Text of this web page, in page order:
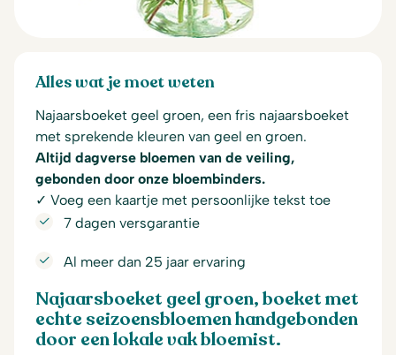
Alles wat je moet weten
Najaarsboeket geel groen, een fris najaarsboeket
met sprekende kleuren van geel en groen.
Altijd dagverse bloemen van de veiling,
gebonden door onze bloembinders.
✓ Voeg een kaartje met persoonlijke tekst toe
7 dagen versgarantie
Al meer dan 25 jaar ervaring
Najaarsboeket geel groen, boeket met
echte seizoensbloemen handgebonden
door een lokale vak bloemist.